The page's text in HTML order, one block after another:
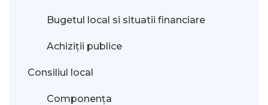
Bugetul local si situatii financiare
Achiziții publice
Consiliul local
Componența